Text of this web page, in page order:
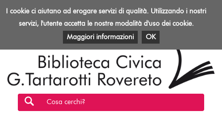
Toggle
Biblioteca
Rovereto
EVENTI E ATTIVITÀ PATRIMONIO E RISORSE
Cosa cerchi?
I cookie ci aiutano ad erogare servizi di qualità. Utilizzando i nostri
servizi, l'utente accetta le nostre modalità d'uso dei cookie.
Maggiori informazioni
OK